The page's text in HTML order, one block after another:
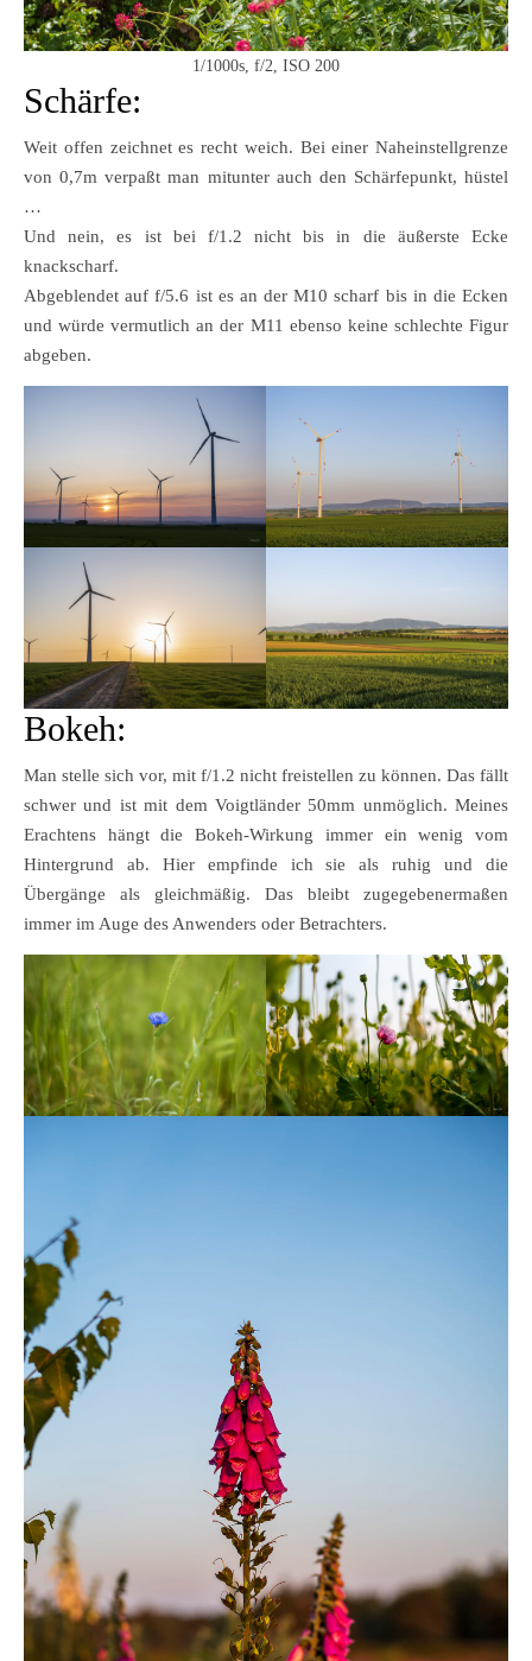
1/1000s, f/2, ISO 200
Schärfe:
Weit offen zeichnet es recht weich. Bei einer Naheinstellgrenze
von 0,7m verpaßt man mitunter auch den Schärfepunkt, hüstel
…
Und nein, es ist bei f/1.2 nicht bis in die äußerste Ecke
knackscharf.
Abgeblendet auf f/5.6 ist es an der M10 scharf bis in die Ecken
und würde vermutlich an der M11 ebenso keine schlechte Figur
abgeben.
Bokeh:
Man stelle sich vor, mit f/1.2 nicht freistellen zu können. Das fällt
schwer und ist mit dem Voigtländer 50mm unmöglich. Meines
Erachtens hängt die Bokeh-Wirkung immer ein wenig vom
Hintergrund ab. Hier empfinde ich sie als ruhig und die
Übergänge als gleichmäßig. Das bleibt zugegebenermaßen
immer im Auge des Anwenders oder Betrachters.